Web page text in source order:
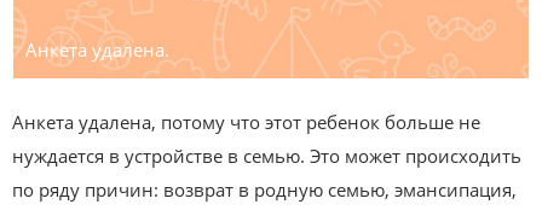
Анкета удалена.
Анкета удалена, потому что этот ребенок больше не
нуждается в устройстве в семью. Это может происходить
по ряду причин: возврат в родную семью, эмансипация,